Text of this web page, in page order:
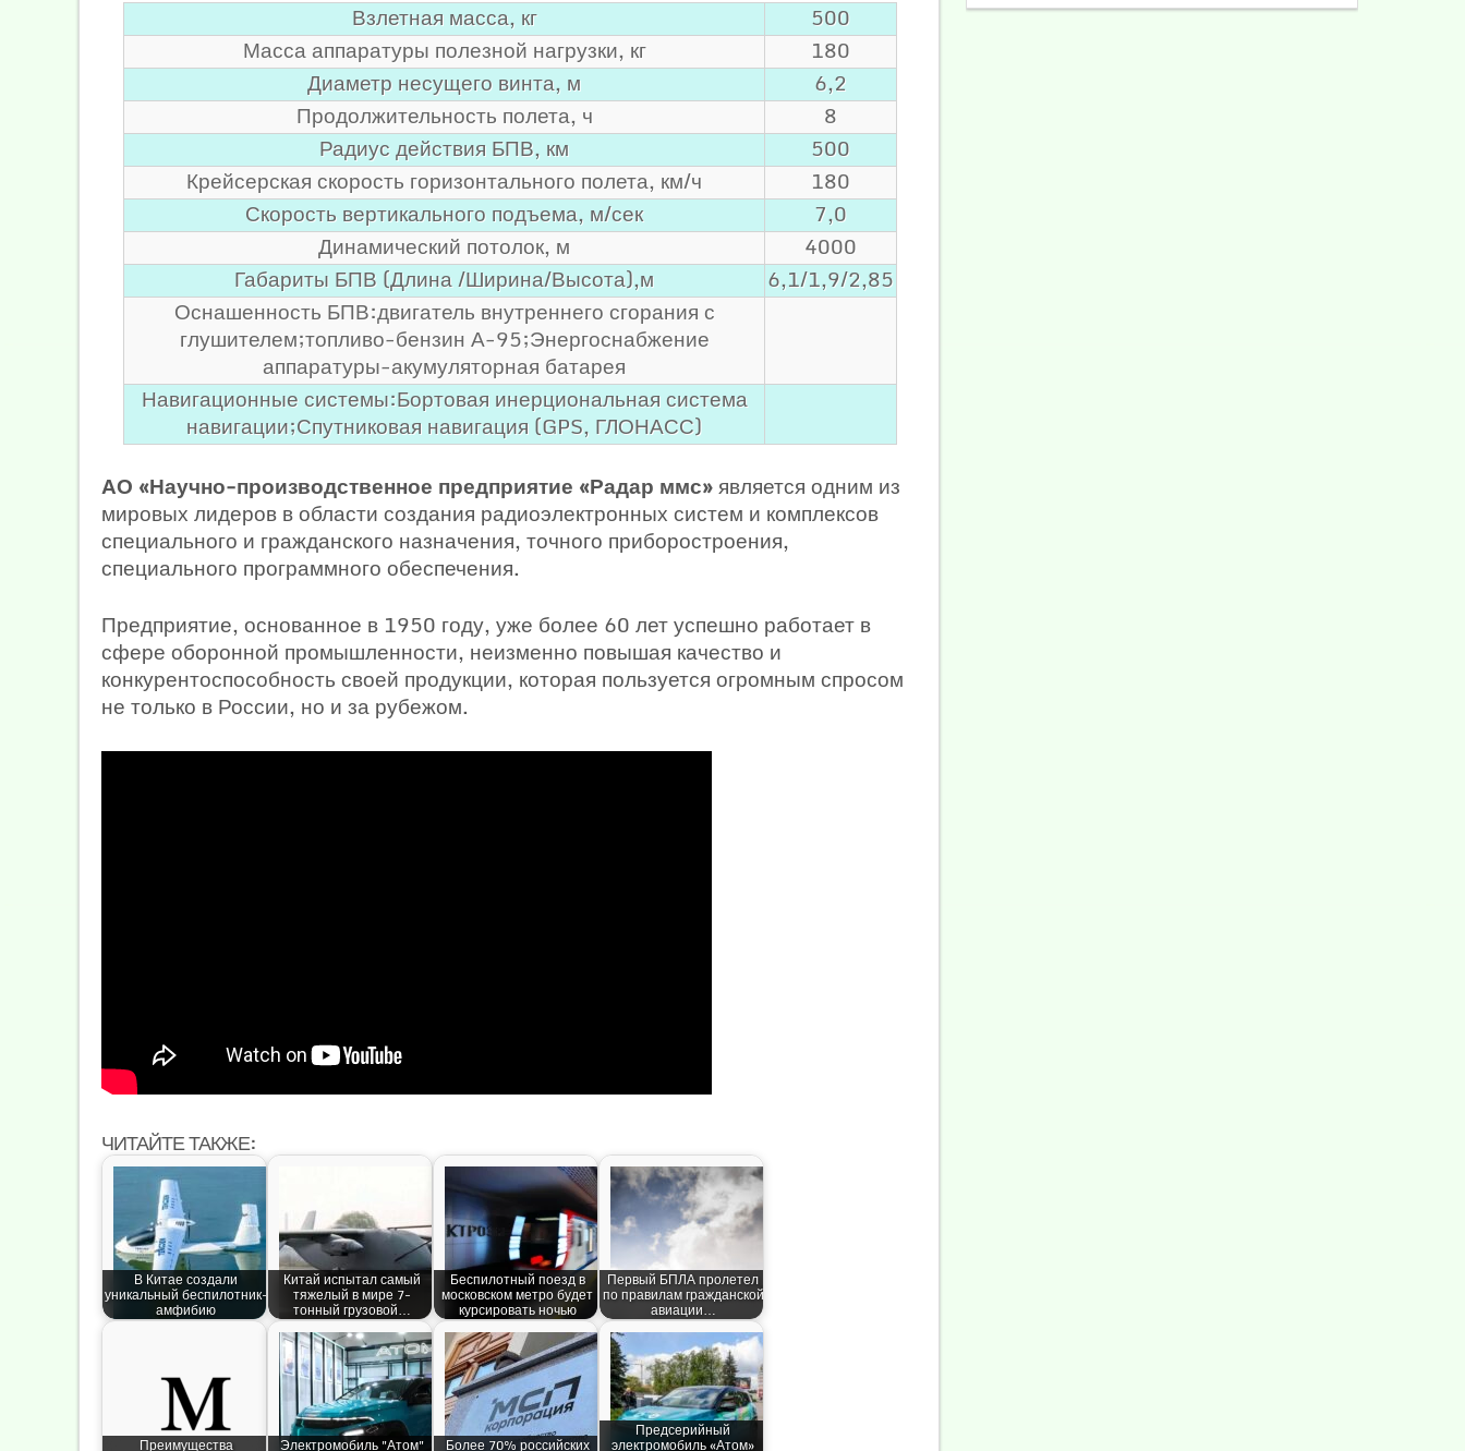
Взлетная масса, кг
500
Масса аппаратуры полезной нагрузки, кг
180
Диаметр несущего винта, м
6,2
Продолжительность полета, ч
8
Радиус действия БПВ, км
500
Крейсерская скорость горизонтального полета, км/ч
180
Скорость вертикального подъема, м/сек
7,0
Динамический потолок, м
4000
Габариты БПВ (Длина /Ширина/Высота),м
6,1/1,9/2,85
Оснашенность БПВ:двигатель внутреннего сгорания с
глушителем;топливо-бензин А-95;Энергоснабжение
аппаратуры-акумуляторная батарея
Навигационные системы:Бортовая инерциональная система
навигации;Спутниковая навигация (GPS, ГЛОНАСС)
АО «Научно-производственное предприятие «Радар ммс»является одним из
мировых лидеров в области создания радиоэлектронных систем и комплексов
специального и гражданского назначения, точного приборостроения,
специального программного обеспечения.
Предприятие, основанное в 1950 году, уже более 60 лет успешно работает в
сфере оборонной промышленности, неизменно повышая качество и
конкурентоспособность своей продукции, которая пользуется огромным спросом
не только в России, но и за рубежом.
ЧИТАЙТЕ ТАКЖЕ:
В Китае создали
уникальный беспилотник-
амфибию
Китай испытал самый
тяжелый в мире 7-
тонный грузовой…
Беспилотный поезд в
московском метро будет
курсировать ночью
Первый БПЛА пролетел
по правилам гражданской
авиации…
Преимущества Электромобиль "Атом" Более 70% российских
Предсерийный
электромобиль «Атом»